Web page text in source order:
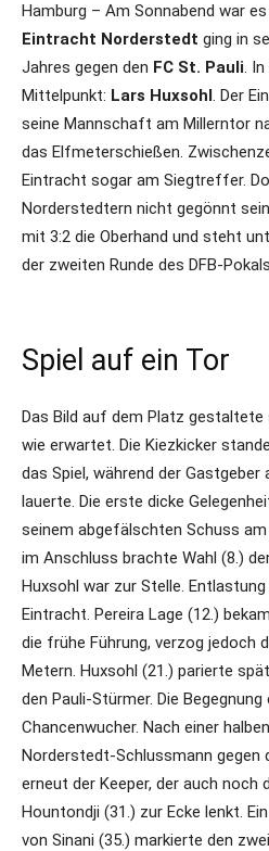
Hamburg – Am Sonnabend war
Eintracht Norderstedt ging in
Jahres gegen den FC St. Pauli.
Mittelpunkt: Lars Huxsohl. Der
seine Mannschaft am Millerntor
das Elfmeterschießen.
Eintracht sogar am Siegtreffer.
Norderstedtern nicht gegönnt
mit 3:2 die Oberhand und steht
der zweiten Runde des DFB-
Spiel auf ein Tor
Das Bild auf dem Platz gestaltete
wie erwartet. Die Kiezkicker
das Spiel, während der
lauerte. Die erste dicke
seinem abgefälschten Schuss
im Anschluss brachte Wahl (8.)
Huxsohl war zur Stelle.
Eintracht. Pereira Lage (12.)
die frühe Führung, verzog jedoch
Metern. Huxsohl (21.) parierte
den Pauli-Stürmer. Die
Chancenwucher. Nach einer
Norderstedt-Schlussmann gegen
erneut der Keeper, der auch noch
Hountondji (31.) zur Ecke lenkt.
von Sinani (35.) markierte den